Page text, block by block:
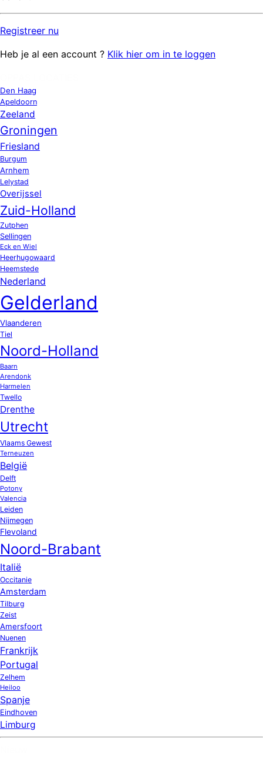
Registreer nu
Heb je al een account ? Klik hier om in te loggen
Den Haag
Apeldoorn
Zeeland
Groningen
Friesland
Burgum
Arnhem
Lelystad
Overijssel
Zuid-Holland
Zutphen
Sellingen
Eck en Wiel
Heerhugowaard
Heemstede
Nederland
Gelderland
Vlaanderen
Tiel
Noord-Holland
Baarn
Arendonk
Harmelen
Twello
Drenthe
Utrecht
Vlaams Gewest
Terneuzen
België
Delft
Potony
Valencia
Leiden
Nijmegen
Flevoland
Noord-Brabant
Italië
Occitanie
Amsterdam
Tilburg
Zeist
Amersfoort
Nuenen
Frankrijk
Portugal
Zelhem
Heiloo
Spanje
Eindhoven
Limburg